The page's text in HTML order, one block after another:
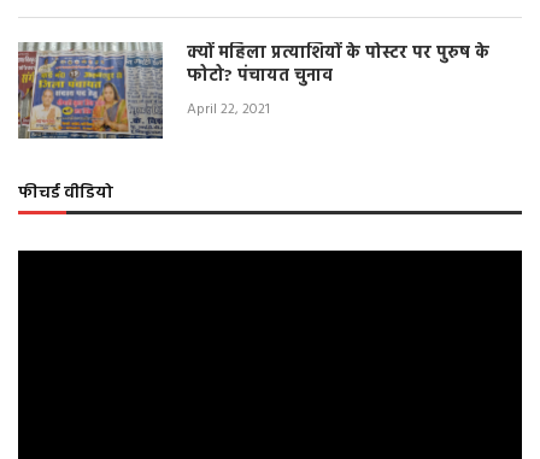
क्यों महिला प्रत्याशियों के पोस्टर पर पुरुष के
फोटो? पंचायत चुनाव
April 22, 2021
फीचर्ड वीडियो